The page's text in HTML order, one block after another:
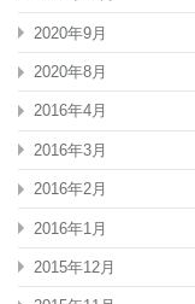
2020年9月
2020年8月
2016年4月
2016年3月
2016年2月
2016年1月
2015年12月